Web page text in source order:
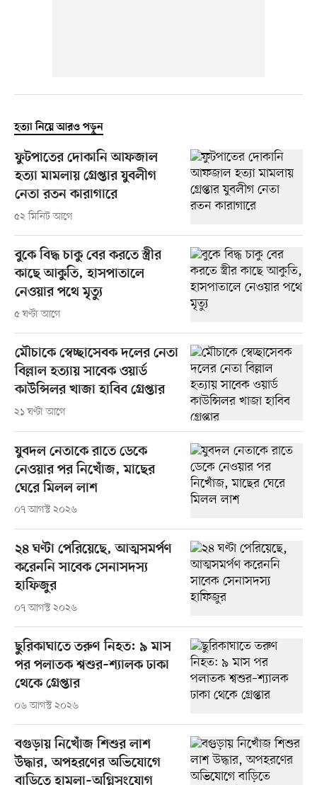
হত্যা নিয়ে আরও পড়ুন
ফুটপাতের দোকানি আফজাল
হত্যা মামলায় গ্রেপ্তার যুবলীগ
নেতা রতন কারাগারে
৫২ মিনিট আগে
বুকে বিদ্ধ চাকু বের করতে স্ত্রীর
কাছে আকুতি, হাসপাতালে
নেওয়ার পথে মৃত্যু
৫ ঘণ্টা আগে
মৌচাকে স্বেচ্ছাসেবক দলের নেতা
বিল্লাল হত্যায় সাবেক ওয়ার্ড
কাউন্সিলর খাজা হাবিব গ্রেপ্তার
২১ ঘণ্টা আগে
যুবদল নেতাকে রাতে ডেকে
নেওয়ার পর নিখোঁজ, মাছের
ঘেরে মিলল লাশ
০৭ আগস্ট ২০২৬
২৪ ঘণ্টা পেরিয়েছে, আত্মসমর্পণ
করেননি সাবেক সেনাসদস্য
হাফিজুর
০৭ আগস্ট ২০২৬
ছুরিকাঘাতে তরুণ নিহত: ৯ মাস
পর পলাতক শ্বশুর–শ্যালক ঢাকা
থেকে গ্রেপ্তার
০৬ আগস্ট ২০২৬
বগুড়ায় নিখোঁজ শিশুর লাশ
উদ্ধার, অপহরণের অভিযোগে
বাড়িতে হামলা–অগ্নিসংযোগ